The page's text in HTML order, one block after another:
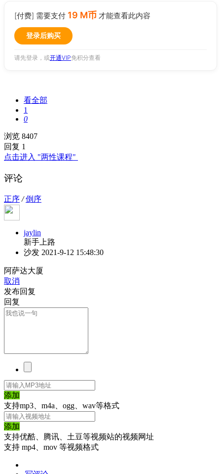
[付费] 需要支付 19 M币 才能查看此内容
登录后购买
请先登录，或开通VIP免积分查看
看全部
1
0
浏览 8407
回复 1
点击进入 "两性课程"
评论
正序 / 倒序
jaylin
新手上路
沙发 2021-9-12 15:48:30
阿萨达大厦
取消
发布回复
回复
添加
支持mp3、m4a、ogg、wav等格式
添加
支持优酷、腾讯、土豆等视频站的视频网址
支持 mp4、mov 等视频格式